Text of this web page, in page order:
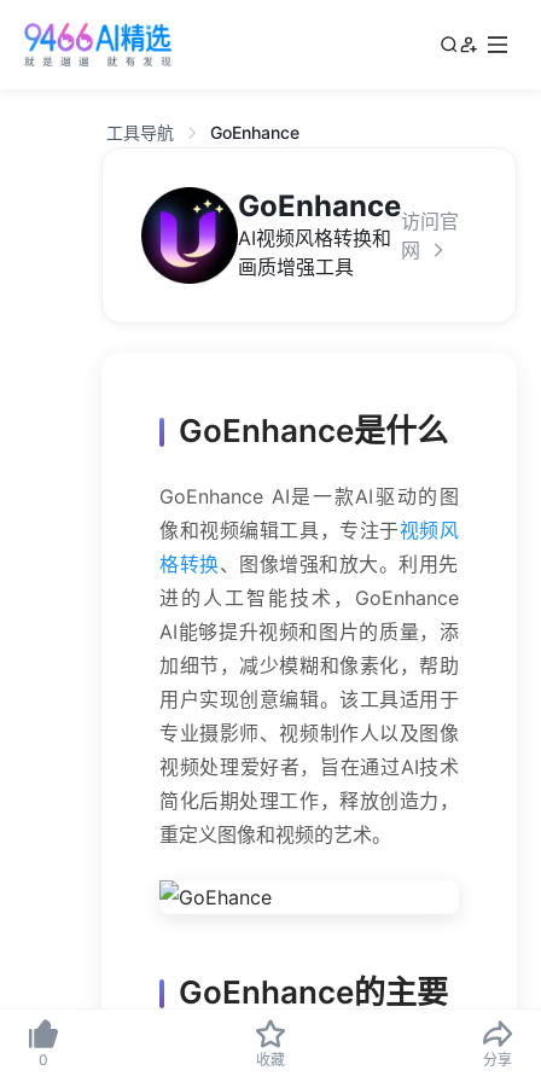
0 收藏 分享
工具导航 GoEnhance
GoEnhance
AI视频风格转换和
画质增强工具
访问官
网
GoEnhance是什么
GoEnhance AI是一款AI驱动的图
像和视频编辑工具，专注于视频风
格转换、图像增强和放大。利用先
进的人工智能技术，GoEnhance
AI能够提升视频和图片的质量，添
加细节，减少模糊和像素化，帮助
用户实现创意编辑。该工具适用于
专业摄影师、视频制作人以及图像
视频处理爱好者，旨在通过AI技术
简化后期处理工作，释放创造力，
重定义图像和视频的艺术。
GoEnhance的主要